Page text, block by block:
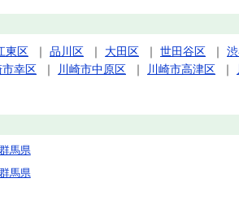
東区 ｜ 品川区 ｜ 大田区 ｜ 世田谷区 ｜
市幸区 ｜ 川崎市中原区 ｜ 川崎市高津区 ｜
群馬県
群馬県